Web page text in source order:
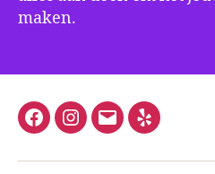
maken.
FacebookInstagram
E-
Yelp